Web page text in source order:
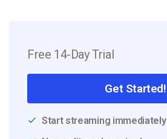
Free 14-Day Trial
Get Started!
Start streaming immediately